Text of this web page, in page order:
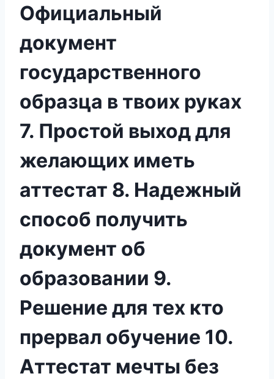
Официальный
документ
государственного
образца в твоих руках
7. Простой выход для
желающих иметь
аттестат 8. Надежный
способ получить
документ об
образовании 9.
Решение для тех кто
прервал обучение 10.
Аттестат мечты без